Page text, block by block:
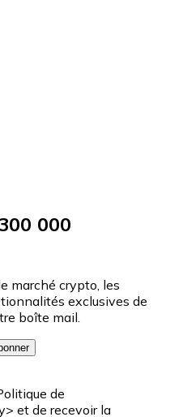
000
marché crypto, les
exclusives de
boîte mail.
de
et de recevoir la